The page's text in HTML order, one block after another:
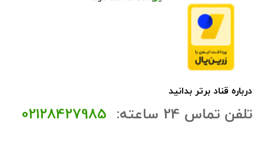
درباره قناد برتر بدانید
تلفن تماس 24 ساعته: 02128427985